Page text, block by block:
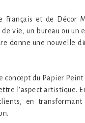
et de Décor
vie, un bureau ou
donne une nouvelle
du Papier
l'aspect artistique.
en